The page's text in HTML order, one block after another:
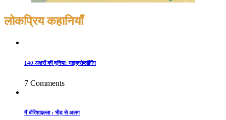
लोकप्रिय कहानियाँ
140 अक्षरों की दुनिया: माइक्रोब्लॉगिंग
7 Comments
मैं बोरिशाइल्ला : भीड़ से अलग